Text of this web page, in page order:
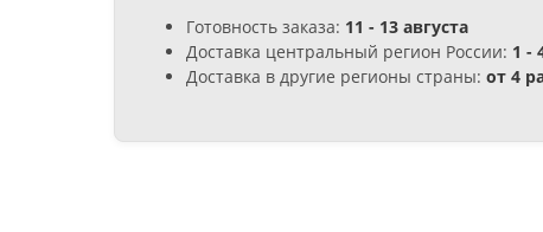
Готовность заказа: 11 - 13 августа
Доставка центральный регион России: 1 -
Доставка в другие регионы страны: от 4